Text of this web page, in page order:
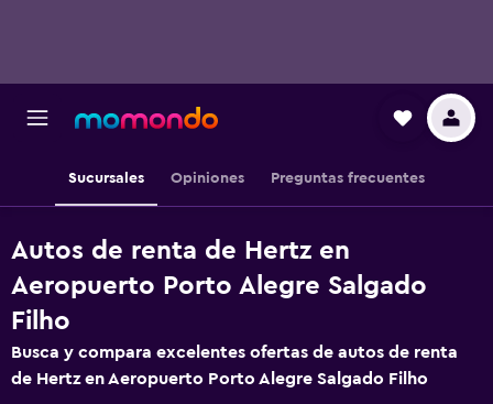
Sucursales Opiniones Preguntas frecuentes
Autos de renta de Hertz en
Aeropuerto Porto Alegre Salgado
Filho
Busca y compara excelentes ofertas de autos de renta
de Hertz en Aeropuerto Porto Alegre Salgado Filho